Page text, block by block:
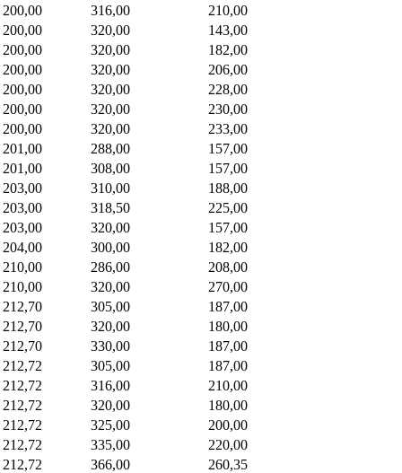
200,00 316,00
210,00
200,00
320,00
143,00
200,00
320,00
182,00
200,00
320,00
206,00
200,00
320,00
228,00
200,00
320,00
230,00
200,00
320,00
233,00
201,00
288,00
157,00
201,00
308,00
157,00
203,00
310,00
188,00
203,00
318,50
225,00
203,00
320,00
157,00
204,00
300,00
182,00
210,00
286,00
208,00
210,00
320,00
270,00
212,70
305,00
187,00
212,70
320,00
180,00
212,70
330,00
187,00
212,72
305,00
187,00
212,72
316,00
210,00
212,72
320,00
180,00
212,72
325,00
200,00
212,72
335,00
220,00
212,72
366,00
260,35